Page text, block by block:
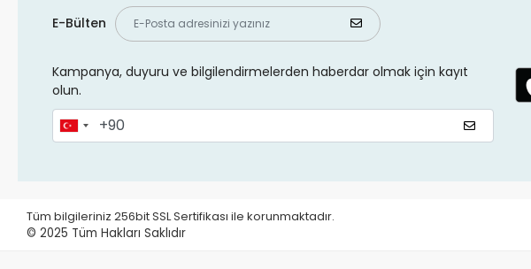
E-Bülten
Kampanya, duyuru ve bilgilendirmelerden haberdar olmak için kayıt
olun.
Tüm bilgileriniz 256bit SSL Sertifikası ile korunmaktadır.
© 2025 Tüm Hakları Saklıdır